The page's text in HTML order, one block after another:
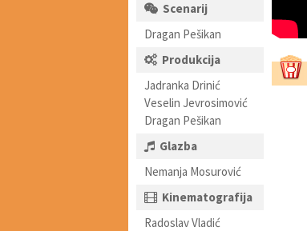
Scenarij
Dragan Pešikan
Produkcija
Jadranka Drinić
Veselin Jevrosimović
Dragan Pešikan
Glazba
Nemanja Mosurović
Kinematografija
Radoslav Vladić